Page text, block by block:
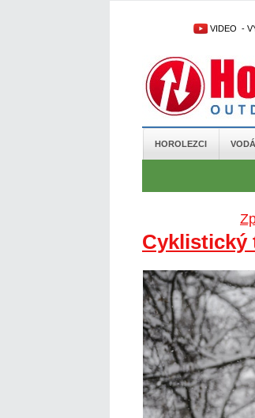
VIDEO -
HOROLEZCI
Cyklistický